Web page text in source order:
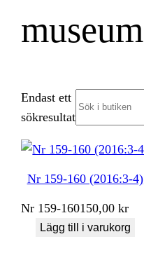
museum
Endast ett
sökresultat
Nr 159-160 (2016:3-4)
Nr 159-160150,00kr
Lägg till i varukorg